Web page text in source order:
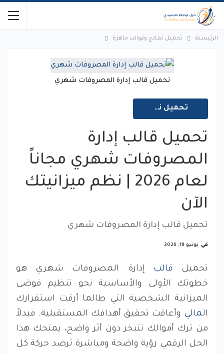
الرئيسية تحميل نماذج وقوالب جاهزة
تحميل قالب إدارة المصروفات شهري
تحميل نماذج وقوالب جاهزة
تحميل قالب إدارة
المصروفات شهري مجاناً
لعام 2026 | نظم ميزانيتك
الآن
تحميل قالب إدارة المصروفات شهري
في يونيو 18, 2026
تحميل قالب إدارة المصروفات شهري هو
خطوتك الأولى والأساسية نحو تنظيم فوضى
الميزانية الشخصية التي طالما أرقت استقرارك
المالي وأعاقت تحقيق أهدافك المستقبلية. فبدلاً
من ترك أموالك تتبخر دون أثر واضح، يمنحك هذا
الحل الرقمي رؤية واضحة ومباشرة ترصد حركة كل